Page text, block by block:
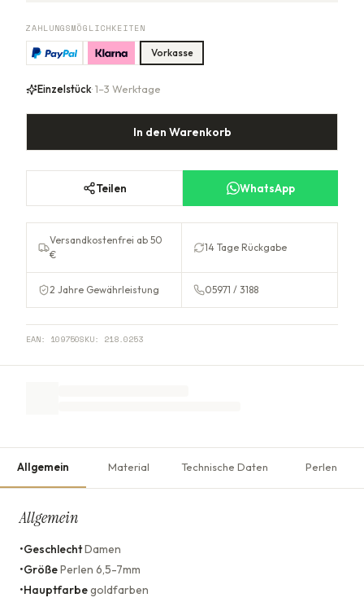
ZAHLUNGSMÖGLICHKEITEN
Vorkasse
Einzelstück· 1–3 Werktage
In den Warenkorb
Teilen WhatsApp
Versandkostenfrei ab 50
€
14 Tage Rückgabe
2 Jahre Gewährleistung 05971 / 3188
EAN: 109750SKU: 218.0253
Allgemein Material Technische Daten Perlen
Allgemein
•GeschlechtDamen
•GrößePerlen 6,5-7mm
•Hauptfarbegoldfarben